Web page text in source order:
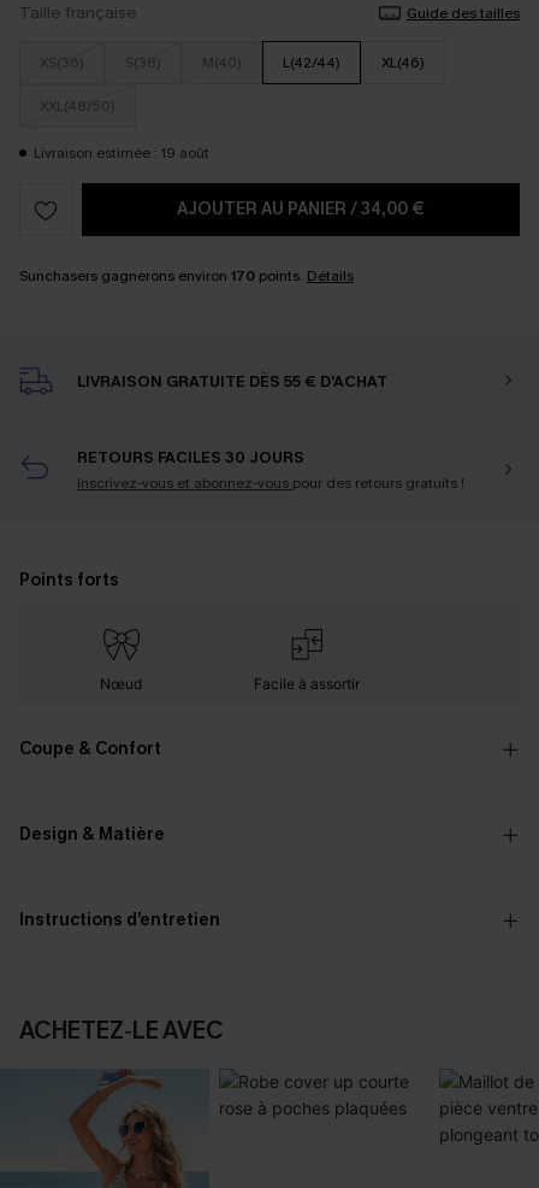
Taille française Guide des tailles
XS(36) S(38) M(40) L(42/44) XL(46)
XXL(48/50)
Livraison estimée : 19 août
AJOUTER AU PANIER /34,00 €
Sunchasers gagnerons environ 170 points. Détails
LIVRAISON GRATUITE DÈS 55 € D'ACHAT
RETOURS FACILES 30 JOURS
Inscrivez-vous et abonnez-vous pour des retours gratuits !
Points forts
Nœud Facile à assortir
Coupe & Confort
Design & Matière
Instructions d’entretien
ACHETEZ‑LE AVEC